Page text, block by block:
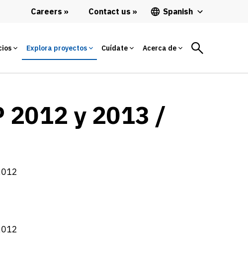
Careers Contact us Spanish
Explora proyectos Cuídate Acerca de
2012 y 2013 /